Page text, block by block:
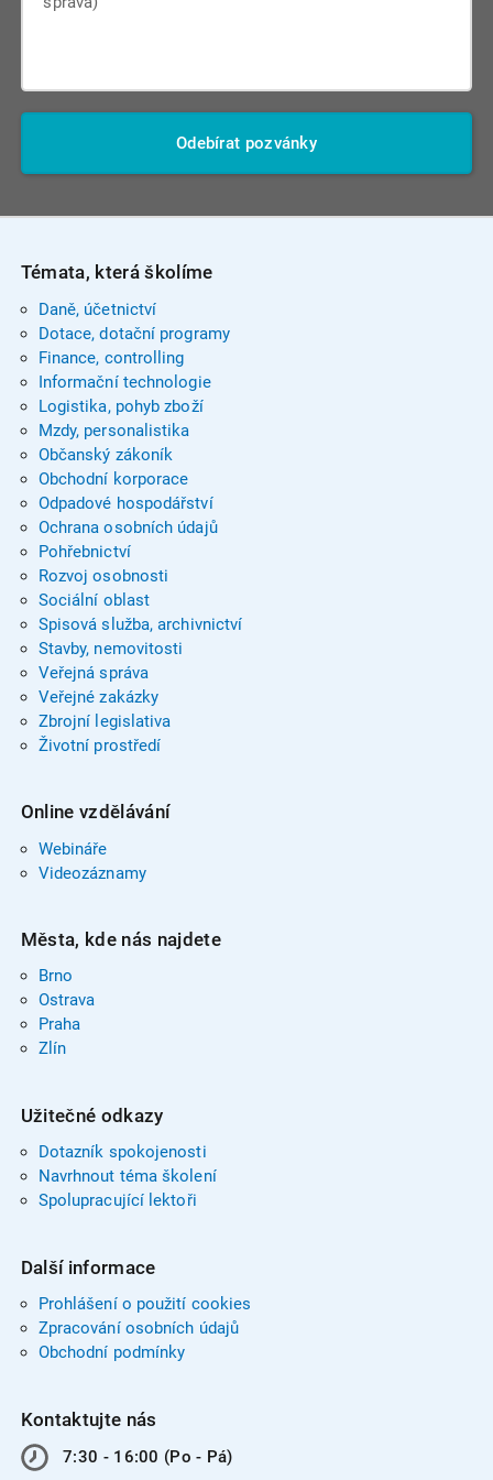
Odebírat pozvánky
Témata, která školíme
Daně, účetnictví
Dotace, dotační programy
Finance, controlling
Informační technologie
Logistika, pohyb zboží
Mzdy, personalistika
Občanský zákoník
Obchodní korporace
Odpadové hospodářství
Ochrana osobních údajů
Pohřebnictví
Rozvoj osobnosti
Sociální oblast
Spisová služba, archivnictví
Stavby, nemovitosti
Veřejná správa
Veřejné zakázky
Zbrojní legislativa
Životní prostředí
Online vzdělávání
Webináře
Videozáznamy
Města, kde nás najdete
Brno
Ostrava
Praha
Zlín
Užitečné odkazy
Dotazník spokojenosti
Navrhnout téma školení
Spolupracující lektoři
Další informace
Prohlášení o použití cookies
Zpracování osobních údajů
Obchodní podmínky
Kontaktujte nás
7:30 - 16:00 (Po - Pá)